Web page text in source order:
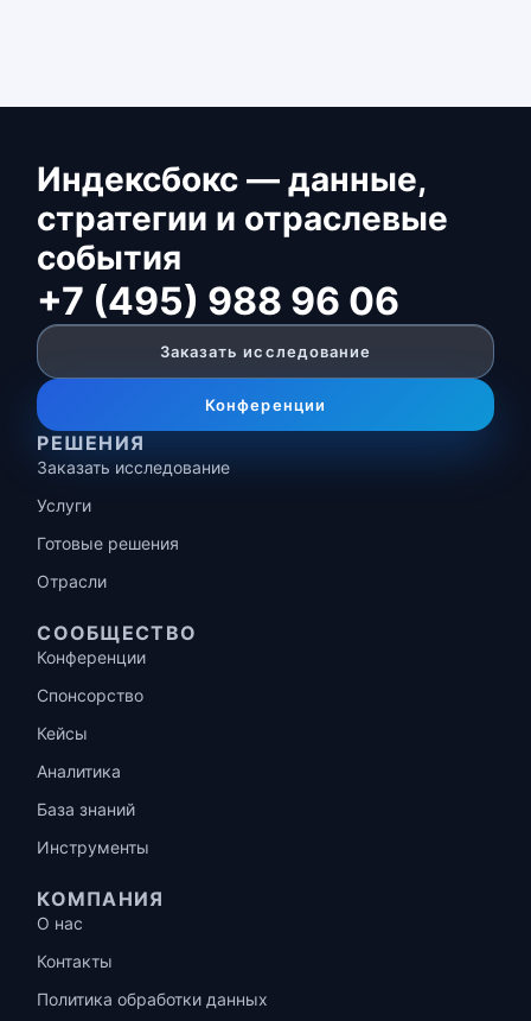
Индексбокс — данные,
стратегии и отраслевые
события
+7 (495) 988 96 06
Заказать исследование
Конференции
РЕШЕНИЯ
Заказать исследование
Услуги
Готовые решения
Отрасли
СООБЩЕСТВО
Конференции
Спонсорство
Кейсы
Аналитика
База знаний
Инструменты
КОМПАНИЯ
О нас
Контакты
Политика обработки данных